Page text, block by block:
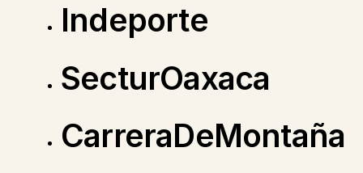
Indeporte
SecturOaxaca
CarreraDeMontaña